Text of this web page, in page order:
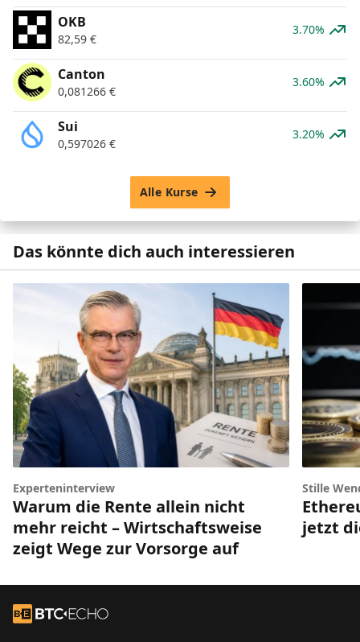
OKB
82,59 €
3.70%
Canton
0,081266 €
3.60%
Sui
0,597026 €
3.20%
Alle Kurse
Das könnte dich auch interessieren
Experteninterview
Warum die Rente allein nicht
mehr reicht – Wirtschaftsweise
zeigt Wege zur Vorsorge auf
Stille
jetzt
Zur Startseite